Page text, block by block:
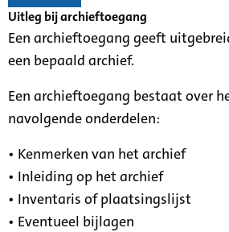
Uitleg bij archieftoegang
Een archieftoegang geeft
een bepaald archief.
Een archieftoegang bestaat over
navolgende onderdelen:
• Kenmerken van het archief
• Inleiding op het archief
• Inventaris of plaatsingslijst
• Eventueel bijlagen